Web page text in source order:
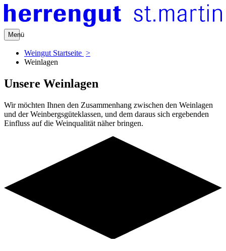
Menü
Weingut Startseite
Weinlagen
Unsere Weinlagen
Wir möchten Ihnen den Zusammenhang zwischen den Weinlagen
und der Weinbergsgüteklassen, und dem daraus sich ergebenden
Einfluss auf die Weinqualität näher bringen.